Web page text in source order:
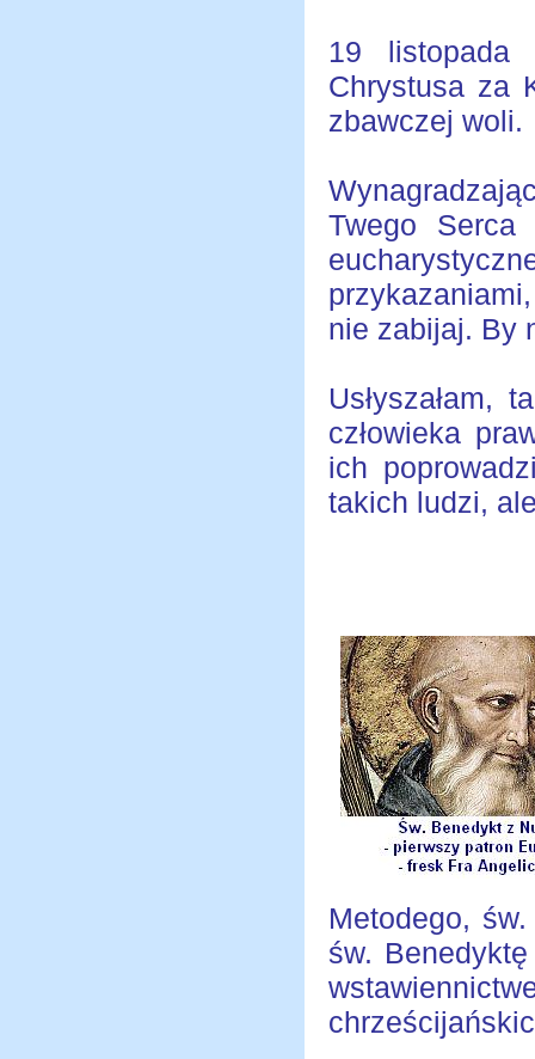
19 listopada
Chrystusa za
zbawczej woli.
Twego
nie zabijaj. By
Usłyszałam,
człowieka
ich
takich ludzi,
Metodego,
św.